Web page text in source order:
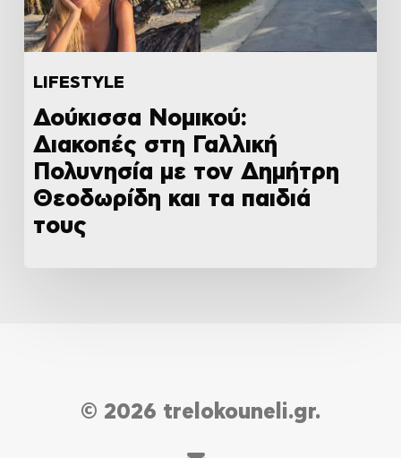
LIFESTYLE
Δούκισσα Νομικού:
Διακοπές στη Γαλλική
Πολυνησία με τον Δημήτρη
Θεοδωρίδη και τα παιδιά
τους
© 2026 trelokouneli.gr.